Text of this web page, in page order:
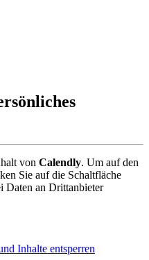
von Calendly. Um auf den
Sie auf die Schaltfläche
Daten an Drittanbieter
Inhalte entsperren